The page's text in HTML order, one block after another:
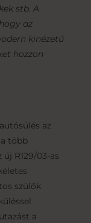
stb. A
az
kinézetű
hozzon
az
több
R129/03-as
szülők
a